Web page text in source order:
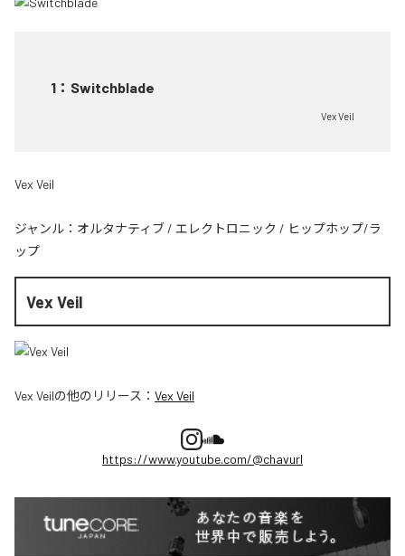
1 ： Switchblade
Vex Veil
Vex Veil
ジャンル： オルタナティブ / エレクトロニック / ヒップホップ/ラ
ップ
Vex Veil
Vex Veilの他のリリース： Vex Veil
https://www.youtube.com/@chavurl